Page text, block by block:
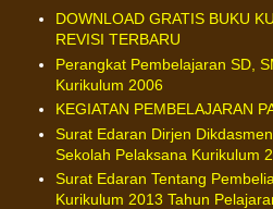
DOWNLOAD GRATIS BUKU
REVISI TERBARU
Perangkat Pembelajaran SD,
Kurikulum 2006
KEGIATAN PEMBELAJARAN
Surat Edaran Dirjen
Sekolah Pelaksana Kurikulum
Surat Edaran Tentang
Kurikulum 2013 Tahun